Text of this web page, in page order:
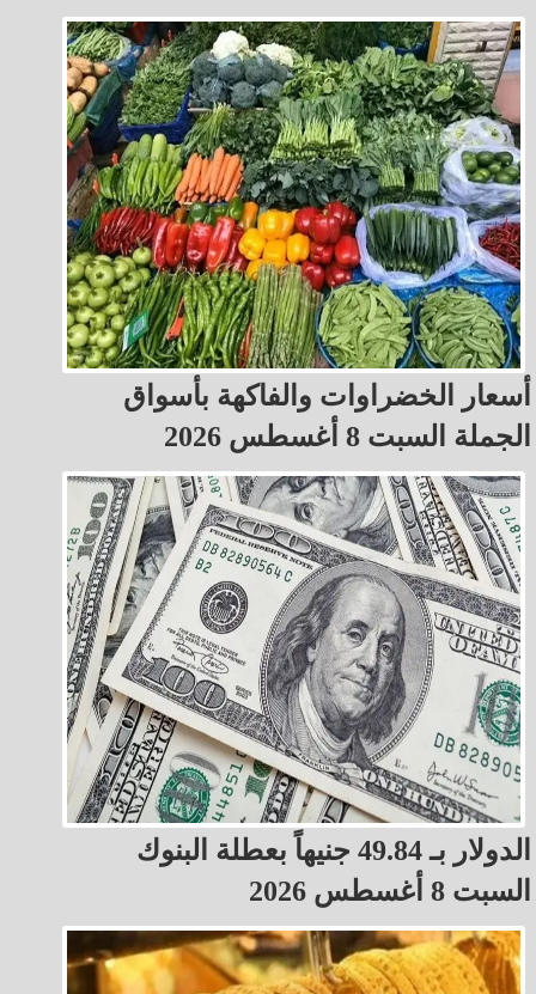
أسعار الخضراوات والفاكهة بأسواق
الجملة السبت 8 أغسطس 2026
الدولار بـ 49.84 جنيهاً بعطلة البنوك
السبت 8 أغسطس 2026